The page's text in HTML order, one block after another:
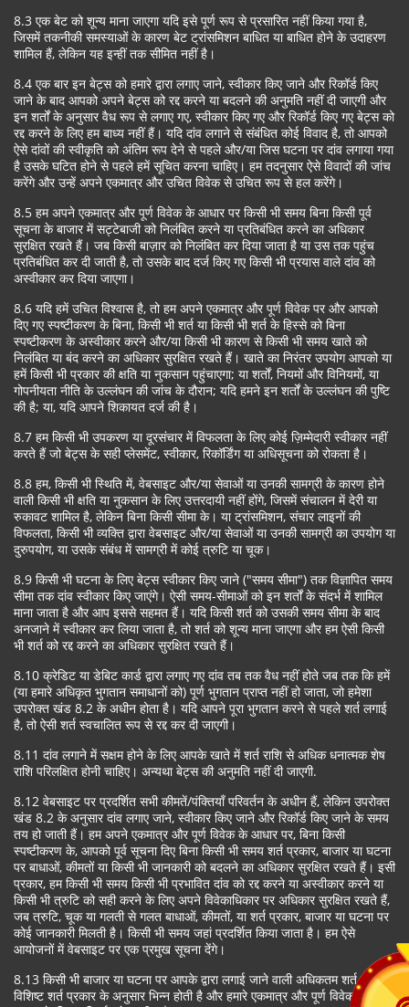
8.3 एक बेट को शून्य माना जाएगा यदि इसे पूर्ण रूप से प्रसारित नहीं किया गया है,
जिसमें तकनीकी समस्याओं के कारण बेट ट्रांसमिशन बाधित या बाधित होने के उदाहरण
शामिल हैं, लेकिन यह इन्हीं तक सीमित नहीं है।
8.4 एक बार इन बेट्स को हमारे द्वारा लगाए जाने, स्वीकार किए जाने और रिकॉर्ड किए
जाने के बाद आपको अपने बेट्स को रद्द करने या बदलने की अनुमति नहीं दी जाएगी और
इन शर्तों के अनुसार वैध रूप से लगाए गए, स्वीकार किए गए और रिकॉर्ड किए गए बेट्स को
रद्द करने के लिए हम बाध्य नहीं हैं। यदि दांव लगाने से संबंधित कोई विवाद है, तो आपको
ऐसे दांवों की स्वीकृति को अंतिम रूप देने से पहले और/या जिस घटना पर दांव लगाया गया
है उसके घटित होने से पहले हमें सूचित करना चाहिए। हम तदनुसार ऐसे विवादों की जांच
करेंगे और उन्हें अपने एकमात्र और उचित विवेक से उचित रूप से हल करेंगे।
8.5 हम अपने एकमात्र और पूर्ण विवेक के आधार पर किसी भी समय बिना किसी पूर्व
सूचना के बाजार में सट्टेबाजी को निलंबित करने या प्रतिबंधित करने का अधिकार
सुरक्षित रखते हैं। जब किसी बाज़ार को निलंबित कर दिया जाता है या उस तक पहुंच
प्रतिबंधित कर दी जाती है, तो उसके बाद दर्ज किए गए किसी भी प्रयास वाले दांव को
अस्वीकार कर दिया जाएगा।
8.6 यदि हमें उचित विश्वास है, तो हम अपने एकमात्र और पूर्ण विवेक पर और आपको
दिए गए स्पष्टीकरण के बिना, किसी भी शर्त या किसी भी शर्त के हिस्से को बिना
स्पष्टीकरण के अस्वीकार करने और/या किसी भी कारण से किसी भी समय खाते को
निलंबित या बंद करने का अधिकार सुरक्षित रखते हैं। खाते का निरंतर उपयोग आपको या
हमें किसी भी प्रकार की क्षति या नुकसान पहुंचाएगा; या शर्तों, नियमों और विनियमों, या
गोपनीयता नीति के उल्लंघन की जांच के दौरान; यदि हमने इन शर्तों के उल्लंघन की पुष्टि
की है; या, यदि आपने शिकायत दर्ज की है।
8.7 हम किसी भी उपकरण या दूरसंचार में विफलता के लिए कोई ज़िम्मेदारी स्वीकार नहीं
करते हैं जो बेट्स के सही प्लेसमेंट, स्वीकार, रिकॉर्डिंग या अधिसूचना को रोकता है।
8.8 हम, किसी भी स्थिति में, वेबसाइट और/या सेवाओं या उनकी सामग्री के कारण होने
वाली किसी भी क्षति या नुकसान के लिए उत्तरदायी नहीं होंगे, जिसमें संचालन में देरी या
रुकावट शामिल है, लेकिन बिना किसी सीमा के। या ट्रांसमिशन, संचार लाइनों की
विफलता, किसी भी व्यक्ति द्वारा वेबसाइट और/या सेवाओं या उनकी सामग्री का उपयोग या
दुरुपयोग, या उसके संबंध में सामग्री में कोई त्रुटि या चूक।
8.9 किसी भी घटना के लिए बेट्स स्वीकार किए जाने ("समय सीमा") तक विज्ञापित समय
सीमा तक दांव स्वीकार किए जाएंगे। ऐसी समय-सीमाओं को इन शर्तों के संदर्भ में शामिल
माना जाता है और आप इससे सहमत हैं। यदि किसी शर्त को उसकी समय सीमा के बाद
अनजाने में स्वीकार कर लिया जाता है, तो शर्त को शून्य माना जाएगा और हम ऐसी किसी
भी शर्त को रद्द करने का अधिकार सुरक्षित रखते हैं।
8.10 क्रेडिट या डेबिट कार्ड द्वारा लगाए गए दांव तब तक वैध नहीं होते जब तक कि हमें
(या हमारे अधिकृत भुगतान समाधानों को) पूर्ण भुगतान प्राप्त नहीं हो जाता, जो हमेशा
उपरोक्त खंड 8.2 के अधीन होता है। यदि आपने पूरा भुगतान करने से पहले शर्त लगाई
है, तो ऐसी शर्त स्वचालित रूप से रद्द कर दी जाएगी।
8.11 दांव लगाने में सक्षम होने के लिए आपके खाते में शर्त राशि से अधिक धनात्मक शेष
राशि परिलक्षित होनी चाहिए। अन्यथा बेट्स की अनुमति नहीं दी जाएगी.
8.12 वेबसाइट पर प्रदर्शित सभी कीमतें/पंक्तियाँ परिवर्तन के अधीन हैं, लेकिन उपरोक्त
खंड 8.2 के अनुसार दांव लगाए जाने, स्वीकार किए जाने और रिकॉर्ड किए जाने के समय
तय हो जाती हैं। हम अपने एकमात्र और पूर्ण विवेक के आधार पर, बिना किसी
स्पष्टीकरण के, आपको पूर्व सूचना दिए बिना किसी भी समय शर्त प्रकार, बाजार या घटना
पर बाधाओं, कीमतों या किसी भी जानकारी को बदलने का अधिकार सुरक्षित रखते हैं। इसी
प्रकार, हम किसी भी समय किसी भी प्रभावित दांव को रद्द करने या अस्वीकार करने या
किसी भी त्रुटि को सही करने के लिए अपने विवेकाधिकार पर अधिकार सुरक्षित रखते हैं,
जब त्रुटि, चूक या गलती से गलत बाधाओं, कीमतों, या शर्त प्रकार, बाजार या घटना पर
कोई जानकारी मिलती है। किसी भी समय जहां प्रदर्शित किया जाता है। हम ऐसे
आयोजनों में वेबसाइट पर एक प्रमुख सूचना देंगे।
8.13 किसी भी बाजार या घटना पर आपके द्वारा लगाई जाने वाली अधिकतम शर्त राशि
विशिष्ट शर्त प्रकार के अनुसार भिन्न होती है और हमारे एकमात्र और पूर्ण विवेक पर पूर्व